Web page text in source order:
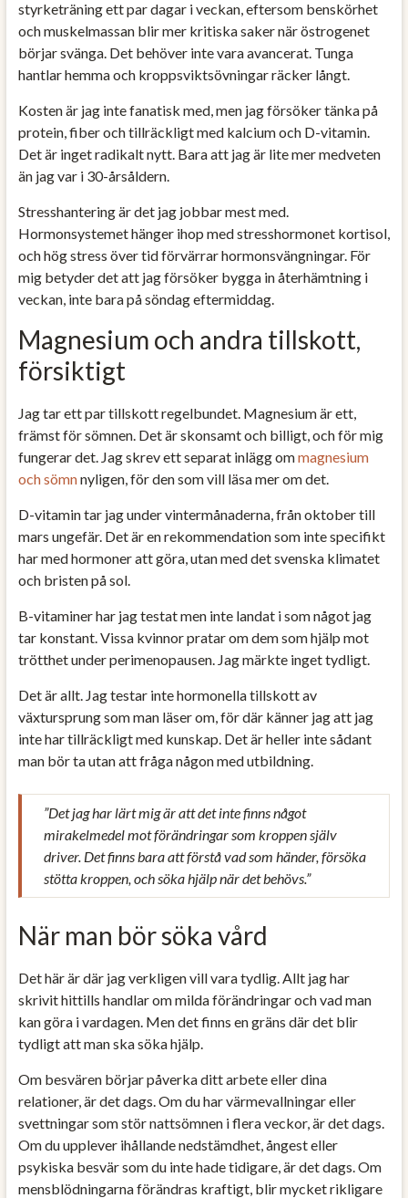
styrketräning ett par dagar i veckan, eftersom benskörhet
och muskelmassan blir mer kritiska saker när östrogenet
börjar svänga. Det behöver inte vara avancerat. Tunga
hantlar hemma och kroppsviktsövningar räcker långt.
Kosten är jag inte fanatisk med, men jag försöker tänka på
protein, fiber och tillräckligt med kalcium och D-vitamin.
Det är inget radikalt nytt. Bara att jag är lite mer medveten
än jag var i 30-årsåldern.
Stresshantering är det jag jobbar mest med.
Hormonsystemet hänger ihop med stresshormonet kortisol,
och hög stress över tid förvärrar hormonsvängningar. För
mig betyder det att jag försöker bygga in återhämtning i
veckan, inte bara på söndag eftermiddag.
Magnesium och andra tillskott,
försiktigt
Jag tar ett par tillskott regelbundet. Magnesium är ett,
främst för sömnen. Det är skonsamt och billigt, och för mig
fungerar det. Jag skrev ett separat inlägg ommagnesium
och sömnnyligen, för den som vill läsa mer om det.
D-vitamin tar jag under vintermånaderna, från oktober till
mars ungefär. Det är en rekommendation som inte specifikt
har med hormoner att göra, utan med det svenska klimatet
och bristen på sol.
B-vitaminer har jag testat men inte landat i som något jag
tar konstant. Vissa kvinnor pratar om dem som hjälp mot
trötthet under perimenopausen. Jag märkte inget tydligt.
Det är allt. Jag testar inte hormonella tillskott av
växtursprung som man läser om, för där känner jag att jag
inte har tillräckligt med kunskap. Det är heller inte sådant
man bör ta utan att fråga någon med utbildning.
”Det jag har lärt mig är att det inte finns något
mirakelmedel mot förändringar som kroppen själv
driver. Det finns bara att förstå vad som händer, försöka
stötta kroppen, och söka hjälp när det behövs.”
När man bör söka vård
Det här är där jag verkligen vill vara tydlig. Allt jag har
skrivit hittills handlar om milda förändringar och vad man
kan göra i vardagen. Men det finns en gräns där det blir
tydligt att man ska söka hjälp.
Om besvären börjar påverka ditt arbete eller dina
relationer, är det dags. Om du har värmevallningar eller
svettningar som stör nattsömnen i flera veckor, är det dags.
Om du upplever ihållande nedstämdhet, ångest eller
psykiska besvär som du inte hade tidigare, är det dags. Om
mensblödningarna förändras kraftigt, blir mycket rikligare